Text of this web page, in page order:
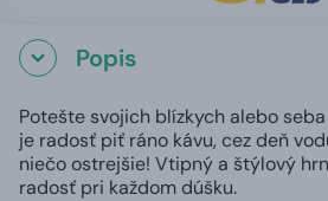
Popis
Potešte svojich blízkych alebo
je radosť piť ráno kávu, cez deň
niečo ostrejšie! Vtipný a štýlový
radosť pri každom dúšku.